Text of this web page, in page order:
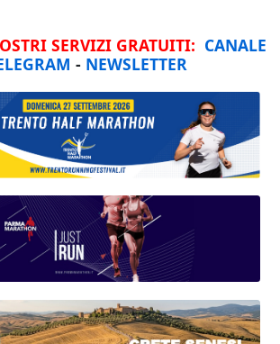
SERVIZI GRATUITI: CANALE
- NEWSLETTER